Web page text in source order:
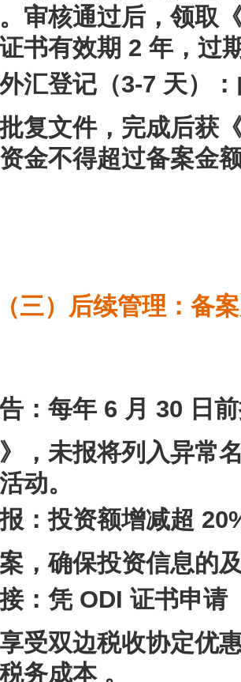
审核通过后，领取
书有效期 2 年，过
汇登记（3-7 天）
复文件，完成后获
金不得超过备案金
（三）后续管理：备
：每年 6 月 30 日
，未报将列入异常
动。
：投资额增减超
，确保投资信息的
：凭 ODI 证书申请
受双边税收协定优
务成本 。